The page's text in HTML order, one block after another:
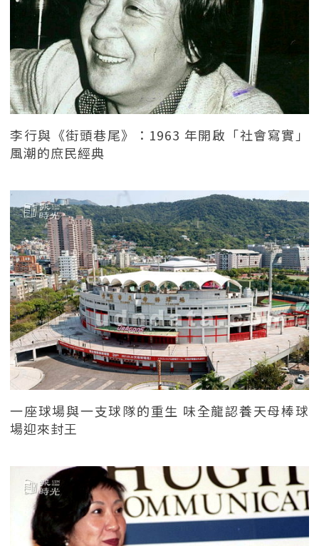
李行與《街頭巷尾》：1963 年開啟「社會寫實」
風潮的庶民經典
一座球場與一支球隊的重生 味全龍認養天母棒球
場迎來封王